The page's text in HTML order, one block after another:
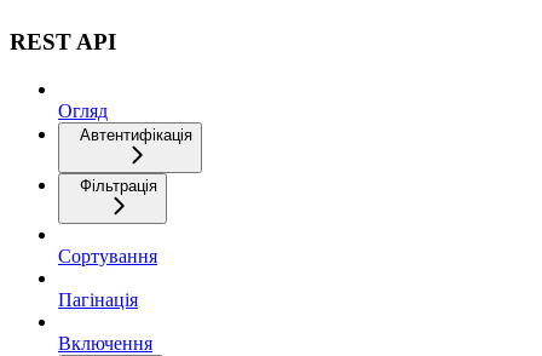
REST API
Огляд
Автентифікація
Фільтрація
Сортування
Пагінація
Включення